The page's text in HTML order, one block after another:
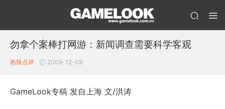
勿拿个案棒打网游：新闻调查需要科学客观
热辣点评 2009-12-09
GameLook专稿 发自上海 文/洪涛